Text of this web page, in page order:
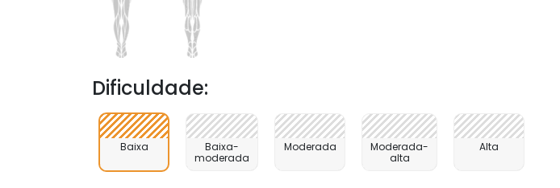
Dificuldade:
Baixa
Baixa-
moderada
Moderada
Moderada-
alta
Alta